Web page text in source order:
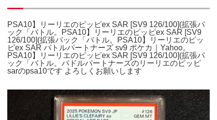
PSA10】リーリエのピッピex SAR [SV9 126/100](拡張パ
ック「バトル。PSA10】リーリエのピッピex SAR [SV9
126/100](拡張パック「バトル。PSA10】リーリエのピッ
ピex SAR バトルパートナーズ sv9 ポケカ｜Yahoo。
PSA10】リーリエのピッピex SAR [SV9 126/100](拡張パ
ック「バトル。パドルパートナーズのリーリエのピッピ
sarのpsa10です よろしくお願いします